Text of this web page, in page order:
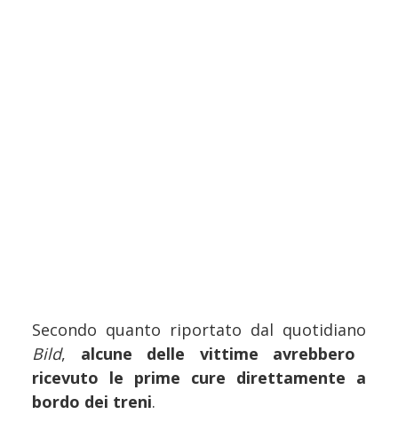
Secondo quanto riportato dal quotidiano
Bild, alcune delle vittime avrebbero
ricevuto le prime cure direttamente a
bordo dei treni.